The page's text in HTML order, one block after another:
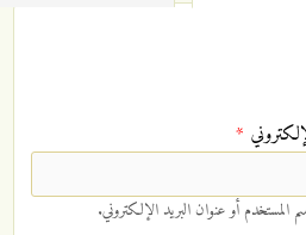
*
أو عنوان البريد الإلكتروني.